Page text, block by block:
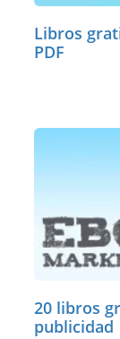
Libros
PDF
20 libros
publicidad